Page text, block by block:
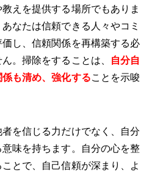
えを提供する場所でもありま
なたは信頼できる人々やコミ
し、信頼関係を再構築する必
。掃除をすることは、
自分自
も清め、強化することを示唆
を信じる力だけでなく、自分
味を持ちます。自分の心を整
とで、自己信頼が深まり、よ